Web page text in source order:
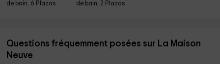
de bain, 6 Plazas
de bain, 2 Plazas
Questions fréquemment posées sur La Maison
Neuve